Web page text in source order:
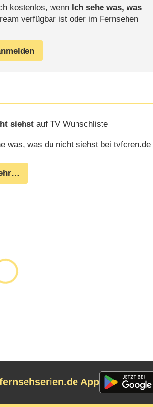
kostenlos, wenn Ich sehe was, was
verfügbar ist oder im Fernsehen
siehst auf TV Wunschliste
was, was du nicht siehst bei tvforen.de
fernsehserien.de App